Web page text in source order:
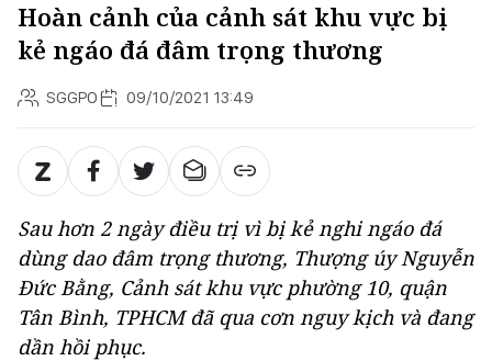
Hoàn cảnh của cảnh sát khu vực bị
kẻ ngáo đá đâm trọng thương
SGGPO 09/10/2021 13:49
Sau hơn 2 ngày điều trị vì bị kẻ nghi ngáo đá
dùng dao đâm trọng thương, Thượng úy Nguyễn
Đức Bằng, Cảnh sát khu vực phường 10, quận
Tân Bình, TPHCM đã qua cơn nguy kịch và đang
dần hồi phục.